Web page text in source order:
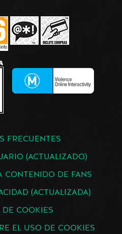
FRECUENTES
(ACTUALIZADO)
CONTENIDO DE FANS
(ACTUALIZADA)
DE COOKIES
EL USO DE COOKIES